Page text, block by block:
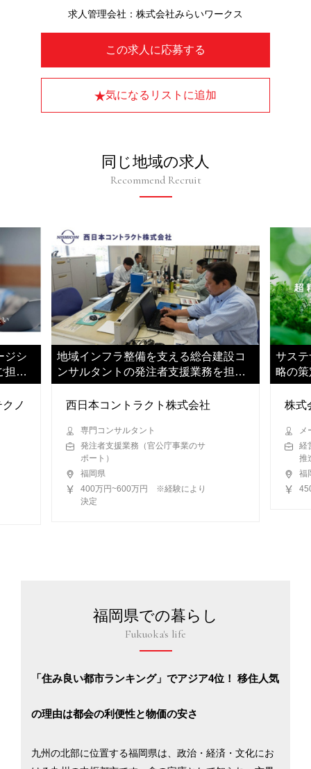
この求人に応募する
気になるリストに追加
求人管理会社：株式会社みらいワークス
同じ地域の求人
Recommend Recruit
ジシ
担当
ノ
地域インフラ整備を支える総合建設コ
ンサルタントの発注者支援業務を担っ
ていただきます
西日本コントラクト株式会社
専門コンサルタント
発注者支援業務（官公庁事業のサ
ポート）
福岡県
400万円~600万円 ※経験により
決定
サス
略の
担当
株式
メ
経
推
福
福岡県での暮らし
Fukuoka's life
「住み良い都市ランキング」でアジア4位！ 移住人気
の理由は都会の利便性と物価の安さ
九州の北部に位置する福岡県は、政治・経済・文化にお